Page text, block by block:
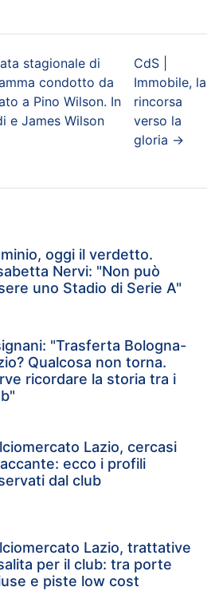
stagionale di
condotto da
a Pino Wilson. In
e James Wilson
CdS |
Immobile, la
rincorsa
verso la
gloria →
oggi il verdetto.
Nervi: "Non può
uno Stadio di Serie A"
"Trasferta Bologna-
Qualcosa non torna.
ricordare la storia tra i
Lazio, cercasi
ecco i profili
dal club
Lazio, trattative
per il club: tra porte
e piste low cost